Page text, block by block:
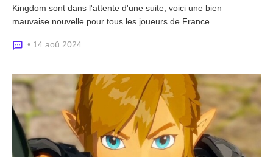
Kingdom sont dans l'attente d'une suite, voici une bien
mauvaise nouvelle pour tous les joueurs de France...
• 14 aoû 2024